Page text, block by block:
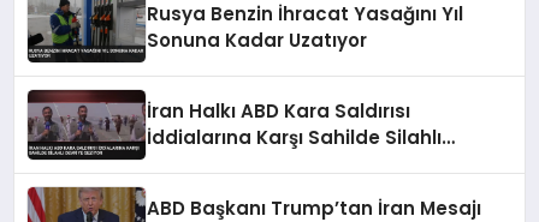
Rusya Benzin İhracat Yasağını Yıl
Sonuna Kadar Uzatıyor
İran Halkı ABD Kara Saldırısı
İddialarına Karşı Sahilde Silahlı
ABD Başkanı Trump’tan İran Mesajı